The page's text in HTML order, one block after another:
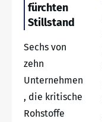
fürchten
Stillstand
Sechs von
zehn
Unternehmen
, die kritische
Rohstoffe